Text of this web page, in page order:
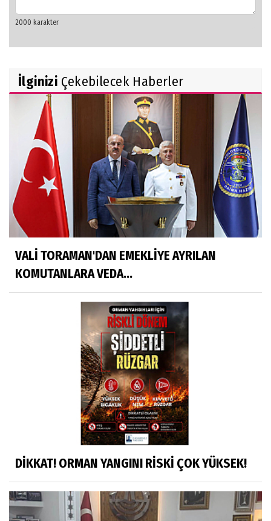
İlginizi Çekebilecek Haberler
VALİ TORAMAN'DAN EMEKLİYE AYRILAN
KOMUTANLARA VEDA...
DİKKAT! ORMAN YANGINI RİSKİ ÇOK YÜKSEK!